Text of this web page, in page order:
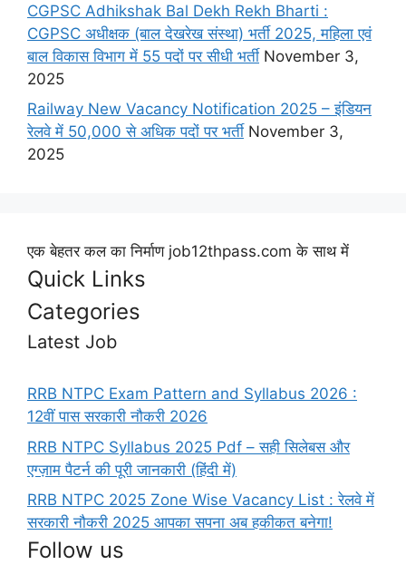
CGPSC Adhikshak Bal Dekh Rekh Bharti :
CGPSC अधीक्षक (बाल देखरेख संस्था) भर्ती 2025, महिला एवं
बाल विकास विभाग में 55 पदों पर सीधी भर्ती November 3,
2025
Railway New Vacancy Notification 2025 – इंडियन
रेलवे में 50,000 से अधिक पदों पर भर्ती November 3,
2025
एक बेहतर कल का निर्माण job12thpass.com के साथ में
Quick Links
Categories
Latest Job
RRB NTPC Exam Pattern and Syllabus 2026 :
12वीं पास सरकारी नौकरी 2026
RRB NTPC Syllabus 2025 Pdf – सही सिलेबस और
एग्ज़ाम पैटर्न की पूरी जानकारी (हिंदी में)
RRB NTPC 2025 Zone Wise Vacancy List : रेलवे में
सरकारी नौकरी 2025 आपका सपना अब हकीकत बनेगा!
Follow us